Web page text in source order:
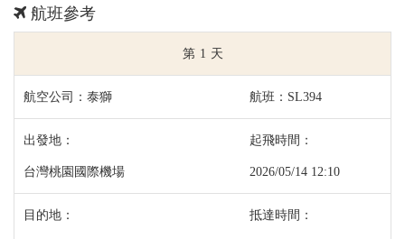
航班參考
1
泰獅 SL394
台灣桃園國際機場 2026/05/14 12:10